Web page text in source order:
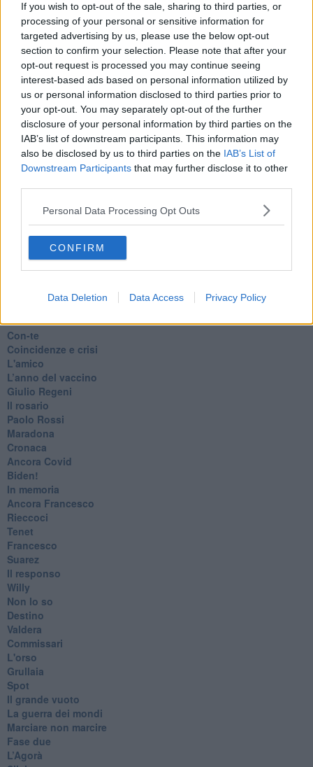
If you wish to opt-out of the sale, sharing to third parties, or
processing of your personal or sensitive information for
targeted advertising by us, please use the below opt-out
section to confirm your selection. Please note that after your
opt-out request is processed you may continue seeing
interest-based ads based on personal information utilized by
us or personal information disclosed to third parties prior to
your opt-out. You may separately opt-out of the further
disclosure of your personal information by third parties on the
IAB’s list of downstream participants. This information may
also be disclosed by us to third parties on the IAB’s List of
Downstream Participants that may further disclose it to other
Personal Data Processing Opt Outs
CONFIRM
Data Deletion Data Access Privacy Policy
Può darsi
Europei
Acciaio
Il Presidente
​Il Giro
Insopportabile
​Mentre
Luana
​Ci vuole Fedez
​Cronaca di un vaccino annunciato
​Liberazione
Esternazioni
​Ricorrenze e celebrazioni
Marte
​Crapa pelada
​I soliti noti
No profit
Con-ter?
​Con-te
Coincidenze e crisi
L'amico
​L’anno del vaccino
Giulio Regeni
​Il rosario
Paolo Rossi
Maradona
Cronaca
​Ancora Covid
​Biden!
In memoria
​Ancora Francesco
Rieccoci
Tenet
Francesco
Suarez
​Il responso
Willy
Non lo so
Destino
Valdera
Commissari
L'orso
Grullaia
Spot
​Il grande vuoto
​La guerra dei mondi
Marciare non marcire
Fase due
L’Agorà